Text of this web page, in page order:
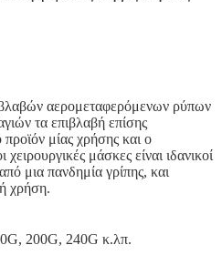
αερομεταφερόμενων ρύπων
τα επιβλαβή επίσης
μίας χρήσης και ο
μάσκες είναι ιδανικοί
μια πανδημία γρίπης, και
χρήση.
200G, 240G κ.λπ.